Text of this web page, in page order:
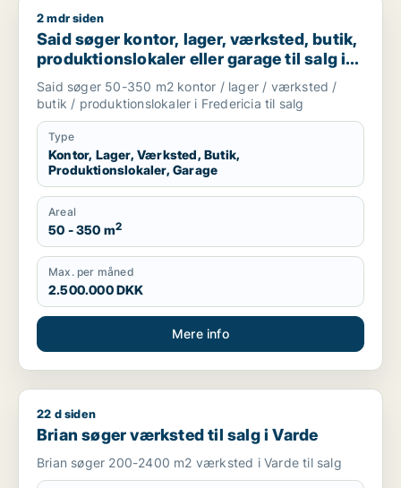
Said søger kontor, lager, værksted, butik,
2 mdr siden
Said søger kontor, lager, værksted, butik,
produktionslokaler eller garage til salg i
Fredericia
Said søger 50-350 m2 kontor / lager / værksted /
butik / produktionslokaler i Fredericia til salg
Type
Kontor, Lager, Værksted, Butik,
Produktionslokaler, Garage
Areal
50 - 350 m2
Max. per måned
2.500.000 DKK
Mere info
Brian søger værksted til salg i Varde
22 d siden
Brian søger værksted til salg i Varde
Brian søger 200-2400 m2 værksted i Varde til salg